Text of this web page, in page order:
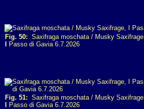
Fig. 50: Saxifraga moschata / Musky Saxifrage
Passo di Gavia 6.7.2026
Fig. 51: Saxifraga moschata / Musky Saxifrage
Passo di Gavia 6.7.2026